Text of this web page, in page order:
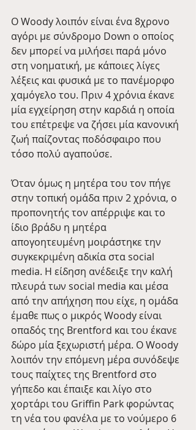
Ο Woody λοιπόν είναι ένα 8χρονο
αγόρι με σύνδρομο Down ο οποίος
δεν μπορεί να μιλήσει παρά μόνο
στη νοηματική, με κάποιες λίγες
λέξεις και φυσικά με το πανέμορφο
χαμόγελο του. Πριν 4 χρόνια έκανε
μία εγχείρηση στην καρδιά η οποία
του επέτρεψε να ζήσει μία κανονική
ζωή παίζοντας ποδόσφαιρο που
τόσο πολύ αγαπούσε.
Όταν όμως η μητέρα του τον πήγε
στην τοπική ομάδα πριν 2 χρόνια, ο
προπονητής τον απέρριψε και το
ίδιο βράδυ η μητέρα
απογοητευμένη μοιράστηκε την
συγκεκριμένη αδικία στα social
media. Η είδηση ανέδειξε την καλή
πλευρά των social media και μέσα
από την απήχηση που είχε, η ομάδα
έμαθε πως ο μικρός Woody είναι
οπαδός της Brentford και του έκανε
δώρο μία ξεχωριστή μέρα. Ο Woody
λοιπόν την επόμενη μέρα συνόδεψε
τους παίχτες της Brentford στο
γήπεδο και έπαιξε και λίγο στο
χορτάρι του Griffin Park φορώντας
τη νέα του φανέλα με το νούμερο 6